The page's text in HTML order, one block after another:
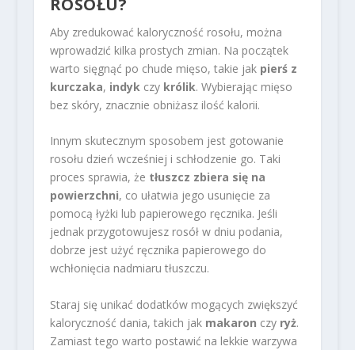
Aby zredukować kaloryczność rosołu, można
wprowadzić kilka prostych zmian. Na początek
warto sięgnąć po chude mięso, takie jak pierś z
kurczaka, indykczy królik. Wybierając mięso
bez skóry, znacznie obniżasz ilość kalorii.
Innym skutecznym sposobem jest gotowanie
rosołu dzień wcześniej i schłodzenie go. Taki
proces sprawia, że tłuszcz zbiera się na
powierzchni, co ułatwia jego usunięcie za
pomocą łyżki lub papierowego ręcznika. Jeśli
jednak przygotowujesz rosół w dniu podania,
dobrze jest użyć ręcznika papierowego do
wchłonięcia nadmiaru tłuszczu.
Staraj się unikać dodatków mogących zwiększyć
kaloryczność dania, takich jak makaron czy ryż.
Zamiast tego warto postawić na lekkie warzywa